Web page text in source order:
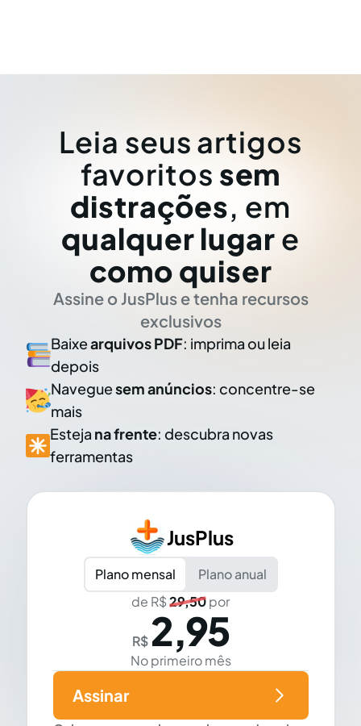
Leia seus artigos
favoritos sem
distrações, em
qualquer lugar e
como quiser
Assine o JusPlus e tenha recursos
exclusivos
Baixearquivos PDF: imprima ou leia
depois
Naveguesem anúncios: concentre-se
mais
Esteja na frente: descubra novas
ferramentas
JusPlus
Plano mensal
Plano anual
de R$29,50por
R$ 2,95
No primeiro mês
Assinar